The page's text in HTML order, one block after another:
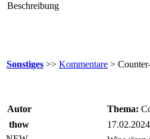
Beschreibung
Sonstiges >> Kommentare >
Autor Thema:
thow